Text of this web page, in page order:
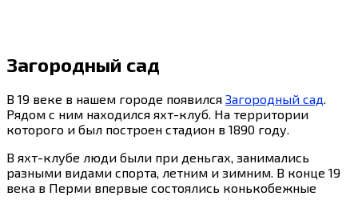
Загородный сад
В 19 веке в нашем городе появился Загородный сад.
Рядом с ним находился яхт-клуб. На территории
которого и был построен стадион в 1890 году.
В яхт-клубе люди были при деньгах, занимались
разными видами спорта, летним и зимним. В конце 19
века в Перми впервые состоялись конькобежные